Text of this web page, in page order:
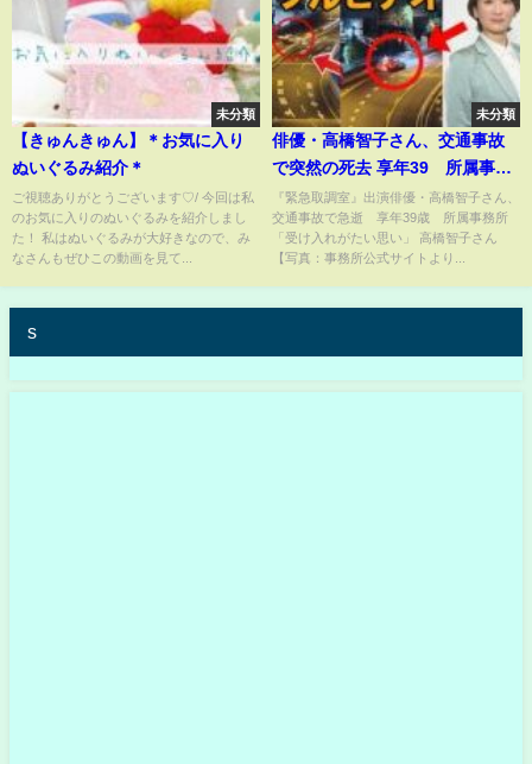
未分類
【きゅんきゅん】＊お気に入り
ぬいぐるみ紹介＊
ご視聴ありがとうございます♡/ 今回は私
のお気に入りのぬいぐるみを紹介しまし
た！ 私はぬいぐるみが大好きなので、み
なさんもぜひこの動画を見て...
未分類
俳優・高橋智子さん、交通事故
で突然の死去 享年39 所属事務
所「今も信じられず、受け入れ
がたい思いです」【高橋知子】
『緊急取調室』出演俳優・高橋智子さん、
交通事故で急逝 享年39歳 所属事務所
「受け入れがたい思い」 高橋智子さん
【写真：事務所公式サイトより...
s